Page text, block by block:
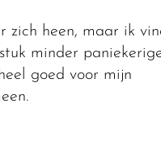
zich heen, maar ik
minder
goed voor mijn